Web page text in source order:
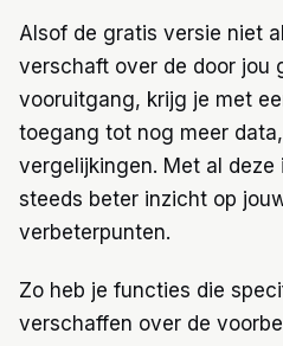
Alsof de gratis versie niet
verschaft over de door jou
vooruitgang, krijg je met
toegang tot nog meer
vergelijkingen. Met al
steeds beter inzicht op
verbeterpunten.
Zo heb je functies die
verschaffen over de